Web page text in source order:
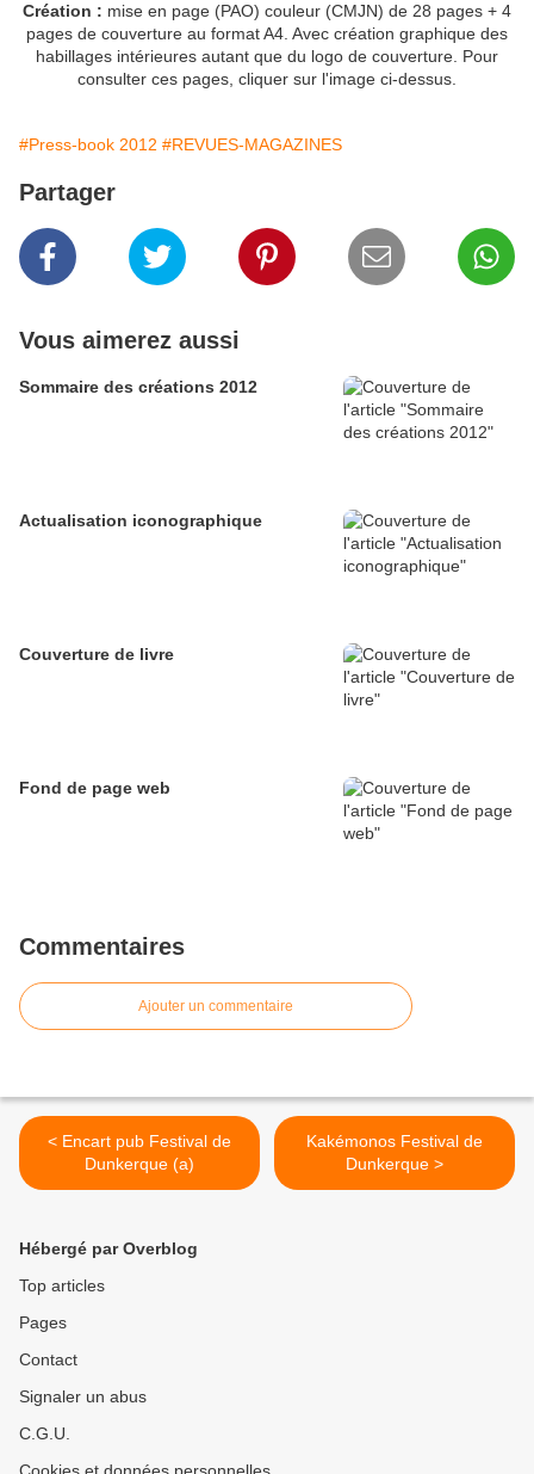
Création : mise en page (PAO) couleur (CMJN) de 28 pages + 4
pages de couverture au format A4. Avec création graphique des
habillages intérieures autant que du logo de couverture. Pour
consulter ces pages, cliquer sur l'image ci-dessus.
#Press-book 2012 #REVUES-MAGAZINES
Partager
Vous aimerez aussi
Sommaire des créations 2012
Actualisation iconographique
Couverture de livre
Fond de page web
Commentaires
Ajouter un commentaire
< Encart pub Festival de
Dunkerque (a)
Kakémonos Festival de
Dunkerque >
Hébergé par Overblog
Top articles
Pages
Contact
Signaler un abus
C.G.U.